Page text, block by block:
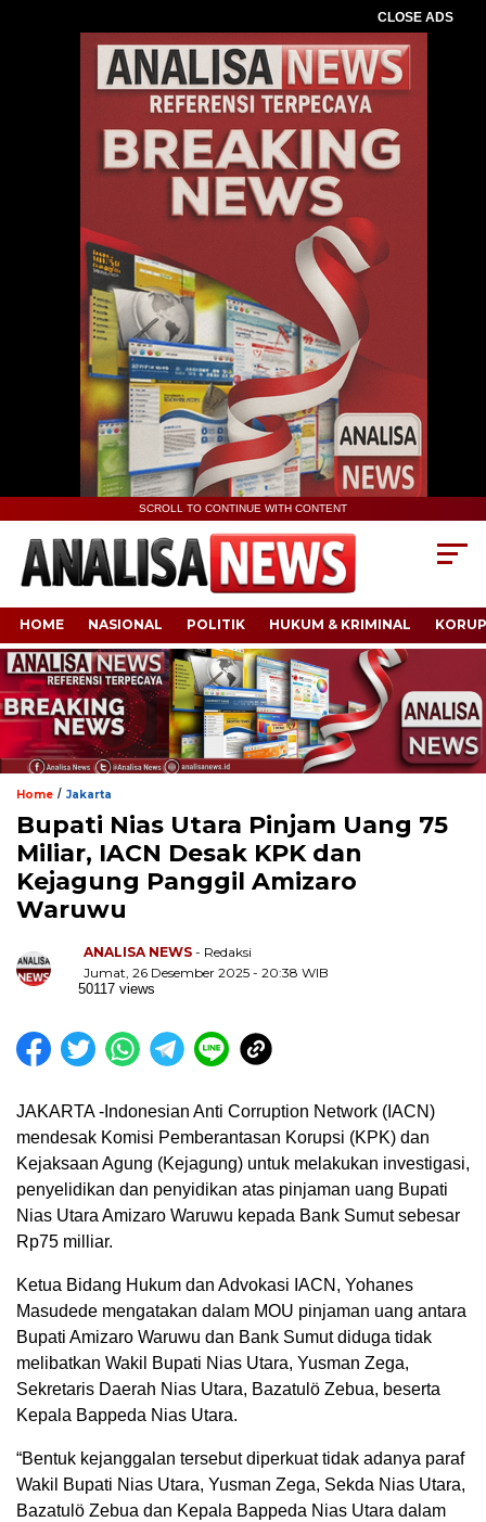
CLOSE ADS
SCROLL TO CONTINUE WITH CONTENT
HOME NASIONAL POLITIK HUKUM & KRIMINAL
Home / Jakarta
Bupati Nias Utara Pinjam Uang 75
Miliar, IACN Desak KPK dan
Kejagung Panggil Amizaro
Waruwu
ANALISA NEWS - Redaksi
Jumat, 26 Desember 2025 - 20:38 WIB
50117 views
JAKARTA -Indonesian Anti Corruption Network (IACN)
mendesak Komisi Pemberantasan Korupsi (KPK) dan
Kejaksaan Agung (Kejagung) untuk melakukan investigasi,
penyelidikan dan penyidikan atas pinjaman uang Bupati
Nias Utara Amizaro Waruwu kepada Bank Sumut sebesar
Rp75 milliar.
Ketua Bidang Hukum dan Advokasi IACN, Yohanes
Masudede mengatakan dalam MOU pinjaman uang antara
Bupati Amizaro Waruwu dan Bank Sumut diduga tidak
melibatkan Wakil Bupati Nias Utara, Yusman Zega,
Sekretaris Daerah Nias Utara, Bazatulö Zebua, beserta
Kepala Bappeda Nias Utara.
“Bentuk kejanggalan tersebut diperkuat tidak adanya paraf
Wakil Bupati Nias Utara, Yusman Zega, Sekda Nias Utara,
Bazatulö Zebua dan Kepala Bappeda Nias Utara dalam